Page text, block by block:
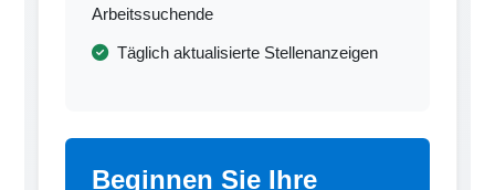
Arbeitssuchende
Täglich aktualisierte Stellenanzeigen
Beginnen Sie Ihre